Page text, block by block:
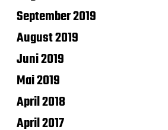
September 2019
August 2019
Juni 2019
Mai 2019
April 2018
April 2017